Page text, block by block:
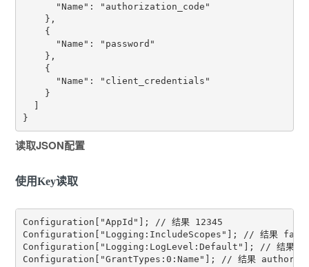
      "Name": "authorization_code"
    },
    {
      "Name": "password"
    },
    {
      "Name": "client_credentials"
    }
  ]
读取JSON配置
使用Key读取
Configuration["AppId"]; // 结果 12345
Configuration["Logging:IncludeScopes"]; // 结果
Configuration["Logging:LogLevel:Default"]; // 结果